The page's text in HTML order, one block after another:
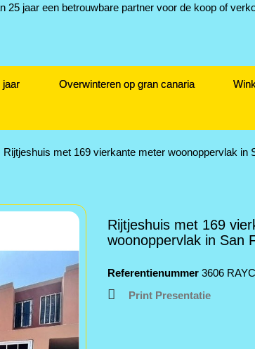
jaar Overwinteren op gran canaria
Rijtjeshuis met 169 vierkante meter woonoppervlak in
Rijtjeshuis met 169
woonoppervlak in San
Referentienummer 3606
Print Presentatie